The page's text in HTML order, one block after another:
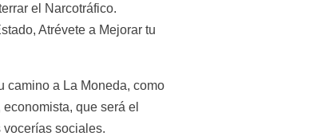
el Narcotráfico.
Atrévete a Mejorar tu
camino a La Moneda, como
que será el
sociales.